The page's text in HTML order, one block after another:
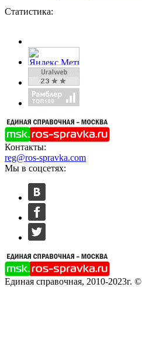
Статистика:
Контакты:
reg@ros-spravka.com
Мы в соцсетях:
Единая справочная, 2010-2023г. ©